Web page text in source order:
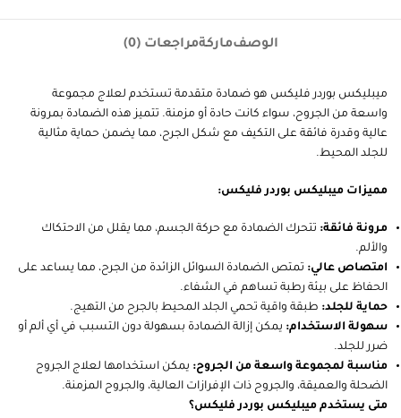
الوصفماركةمراجعات (0)
ميبليكس بوردر فليكس هو ضمادة متقدمة تستخدم لعلاج مجموعة
واسعة من الجروح، سواء كانت حادة أو مزمنة. تتميز هذه الضمادة بمرونة
عالية وقدرة فائقة على التكيف مع شكل الجرح، مما يضمن حماية مثالية
للجلد المحيط.
مميزات ميبليكس بوردر فليكس:
مرونة فائقة: تتحرك الضمادة مع حركة الجسم، مما يقلل من الاحتكاك
والألم.
امتصاص عالي: تمتص الضمادة السوائل الزائدة من الجرح، مما يساعد على
الحفاظ على بيئة رطبة تساهم في الشفاء.
حماية للجلد: طبقة واقية تحمي الجلد المحيط بالجرح من التهيج.
سهولة الاستخدام: يمكن إزالة الضمادة بسهولة دون التسبب في أي ألم أو
ضرر للجلد.
مناسبة لمجموعة واسعة من الجروح: يمكن استخدامها لعلاج الجروح
الضحلة والعميقة، والجروح ذات الإفرازات العالية، والجروح المزمنة.
متى يستخدم ميبليكس بوردر فليكس؟